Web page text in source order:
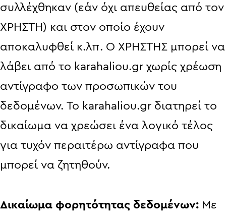
συλλέχθηκαν (εάν όχι απευθείας από τον
ΧΡΗΣΤΗ) και στον οποίο έχουν
αποκαλυφθεί κ.λπ. Ο ΧΡΗΣΤΗΣ μπορεί να
λάβει από το karahaliou.gr χωρίς χρέωση
αντίγραφο των προσωπικών του
δεδομένων. Το karahaliou.gr διατηρεί το
δικαίωμα να χρεώσει ένα λογικό τέλος
για τυχόν περαιτέρω αντίγραφα που
μπορεί να ζητηθούν.
Δικαίωμα φορητότητας δεδομένων: Με